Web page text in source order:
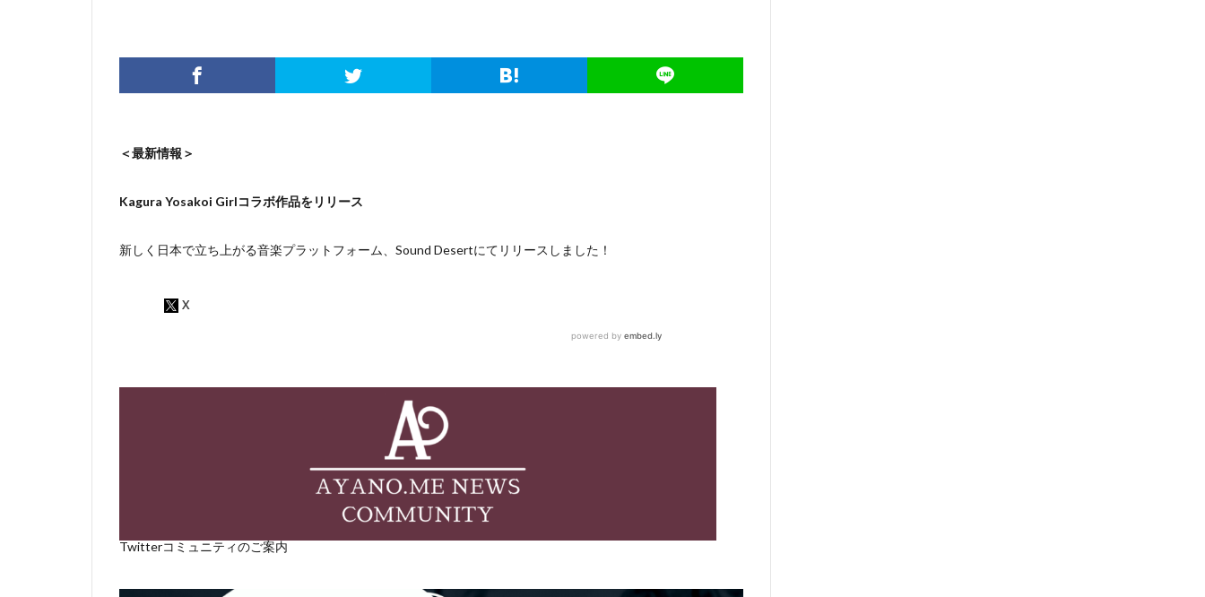
＜最新情報＞
Kagura Yosakoi Girlコラボ作品をリリース
新しく日本で立ち上がる音楽プラットフォーム、Sound Desertにてリリースしました！
Twitterコミュニティのご案内